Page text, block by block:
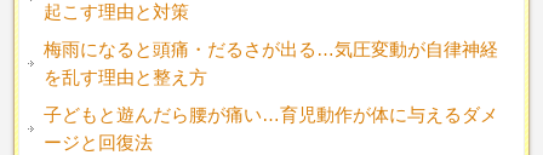
起こす理由と対策
梅雨になると頭痛・だるさが出る…気圧変動が自律神経
を乱す理由と整え方
子どもと遊んだら腰が痛い…育児動作が体に与えるダメ
ージと回復法